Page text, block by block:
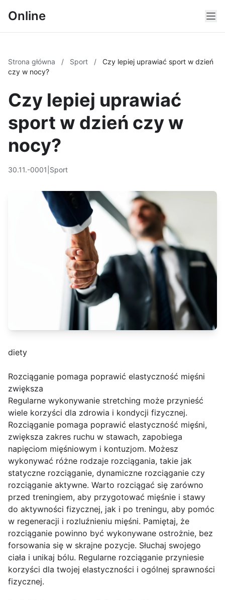
Online
Strona główna / Sport /
Czy lepiej uprawiać sport w dzień
czy w nocy?
Czy lepiej uprawiać
sport w dzień czy w
nocy?
30.11.-0001 Sport
diety
Rozciąganie pomaga poprawić elastyczność mięśni
zwiększa
Regularne wykonywanie stretching może przynieść
wiele korzyści dla zdrowia i kondycji fizycznej.
Rozciąganie pomaga poprawić elastyczność mięśni,
zwiększa zakres ruchu w stawach, zapobiega
napięciom mięśniowym i kontuzjom. Możesz
wykonywać różne rodzaje rozciągania, takie jak
statyczne rozciąganie, dynamiczne rozciąganie czy
rozciąganie aktywne. Warto rozciągać się zarówno
przed treningiem, aby przygotować mięśnie i stawy
do aktywności fizycznej, jak i po treningu, aby pomóc
w regeneracji i rozluźnieniu mięśni. Pamiętaj, że
rozciąganie powinno być wykonywane ostrożnie, bez
forsowania się w skrajne pozycje. Słuchaj swojego
ciała i unikaj bólu. Regularne rozciąganie przyniesie
korzyści dla twojej elastyczności i ogólnej sprawności
fizycznej.